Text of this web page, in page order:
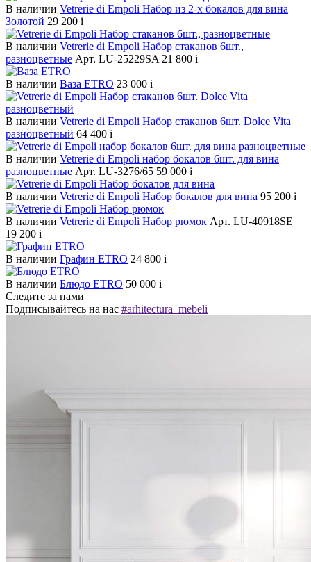
В наличии Vetrerie di Empoli Набор из 2-х бокалов для вина
Золотой 29 200 i
В наличии Vetrerie di Empoli Набор стаканов 6шт.,
разноцветные Арт. LU-25229SA 21 800 i
В наличии Ваза ETRO 23 000 i
В наличии Vetrerie di Empoli Набор стаканов 6шт. Dolce Vita
разноцветный 64 400 i
В наличии Vetrerie di Empoli набор бокалов 6шт. для вина
разноцветные Арт. LU-3276/65 59 000 i
В наличии Vetrerie di Empoli Набор бокалов для вина 95 200 i
В наличии Vetrerie di Empoli Набор рюмок Арт. LU-40918SE
19 200 i
В наличии Графин ETRO 24 800 i
В наличии Блюдо ETRO 50 000 i
Следите за нами
Подписывайтесь на нас #arhitectura_mebeli